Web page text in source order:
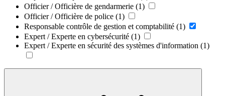
Officier / Officière de gendarmerie (1)
Officier / Officière de police (1)
Responsable contrôle de gestion et comptabilité (1)
Expert / Experte en cybersécurité (1)
Expert / Experte en sécurité des systèmes d'information (1)